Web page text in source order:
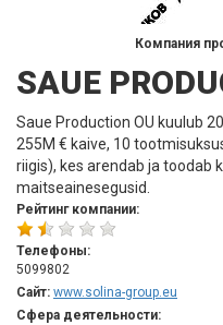
Компания
SAUE
Saue Production OU kuulub
255M € kaive, 10
riigis), kes arendab ja toodab
maitseainesegusid.
Рейтинг компании:
Телефоны:
5099802
Сайт: www.solina-group.eu
Сфера деятельности: